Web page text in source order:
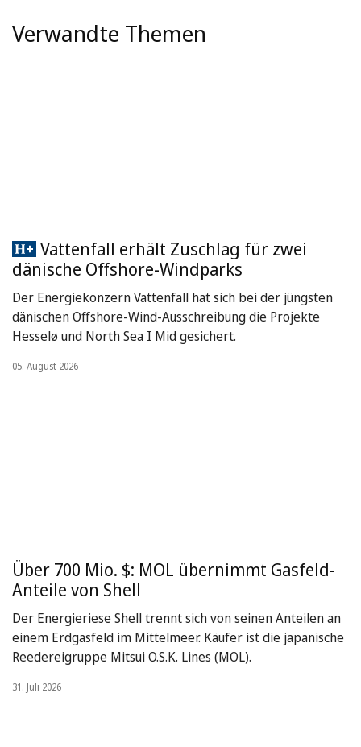
Verwandte Themen
Vattenfall erhält Zuschlag für zwei
dänische Offshore-Windparks
Der Energiekonzern Vattenfall hat sich bei der jüngsten
dänischen Offshore-Wind-Ausschreibung die Projekte
Hesselø und North Sea I Mid gesichert.
05. August 2026
Über 700 Mio. $: MOL übernimmt Gasfeld-
Anteile von Shell
Der Energieriese Shell trennt sich von seinen Anteilen an
einem Erdgasfeld im Mittelmeer. Käufer ist die japanische
Reedereigruppe Mitsui O.S.K. Lines (MOL).
31. Juli 2026